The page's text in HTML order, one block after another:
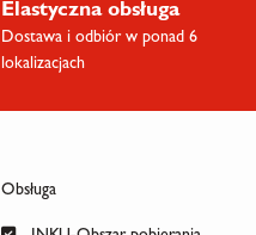
Elastyczna obsługa
Dostawa i odbiór w ponad 6
lokalizacjach
Obsługa